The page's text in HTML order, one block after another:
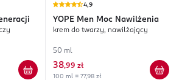
4,9
YOPE Men Moc Nawilżenia
krem do twarzy, nawilżający
50 ml
38,99 zł
100 ml = 77,98 zł